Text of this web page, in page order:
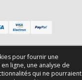
pour fournir une
ligne, une analyse de
qui ne